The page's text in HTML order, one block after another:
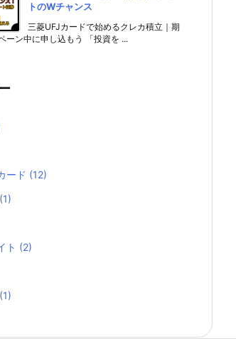
トのWチャンス
三菱UFJカードで始めるクレカ積立｜期
ーン中に申し込もう 「投資を ...
ード (12)
(1)
ト (2)
(1)